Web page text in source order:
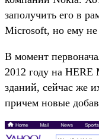
заполучить его в
Microsoft, но ему не
В момент
2012 году на HERE
зданий, сейчас же
причем новые